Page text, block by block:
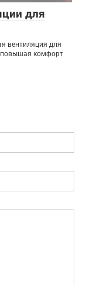
для
вентиляция для
повышая комфорт